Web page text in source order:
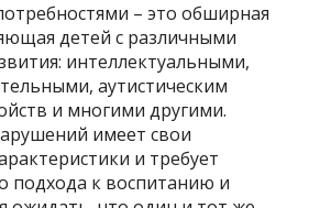
– это обширная
детей с различными
интеллектуальными,
аутистическим
и многими другими.
имеет свои
и требует
подхода к воспитанию и